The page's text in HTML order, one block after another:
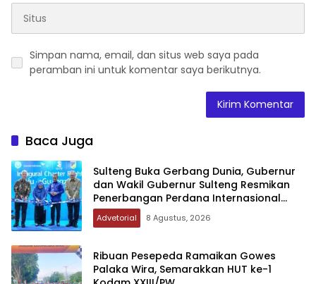
Simpan nama, email, dan situs web saya pada
peramban ini untuk komentar saya berikutnya.
Baca Juga
Sulteng Buka Gerbang Dunia, Gubernur
dan Wakil Gubernur Sulteng Resmikan
Penerbangan Perdana Internasional
Palu-Guangzhou
Advetorial 8 Agustus, 2026
Ribuan Pesepeda Ramaikan Gowes
Palaka Wira, Semarakkan HUT ke-1